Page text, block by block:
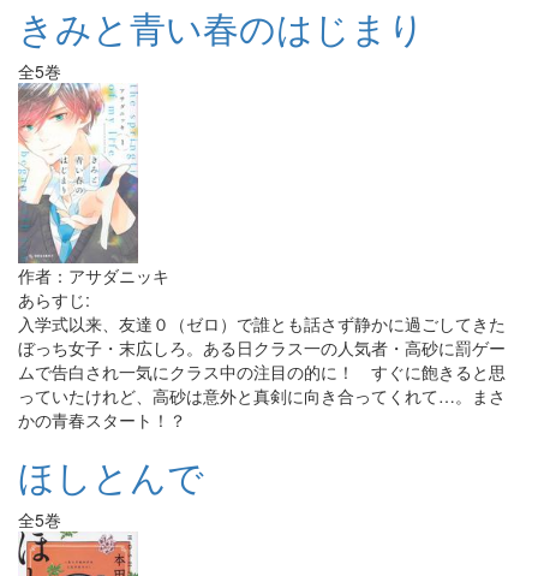
きみと青い春のはじまり
全5巻
作者：アサダニッキ
あらすじ:
入学式以来、友達０（ゼロ）で誰とも話さず静かに過ごしてきた
ぼっち女子・末広しろ。ある日クラス一の人気者・高砂に罰ゲー
ムで告白され一気にクラス中の注目の的に！ すぐに飽きると思
っていたけれど、高砂は意外と真剣に向き合ってくれて…。まさ
かの青春スタート！？
ほしとんで
全5巻